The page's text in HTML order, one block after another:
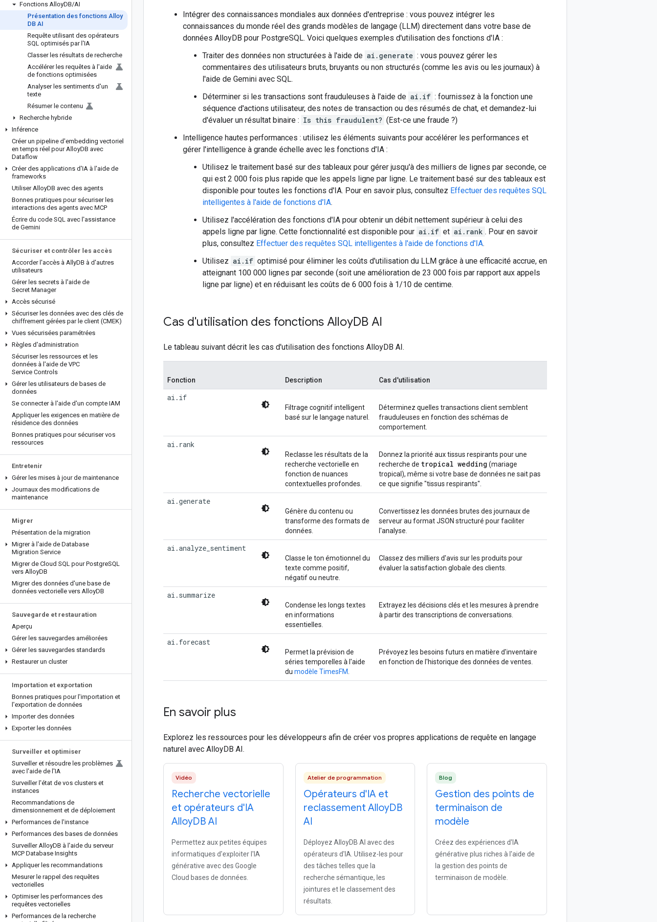
Fonctions AlloyDB/AI
Présentation des fonctions Alloy
DB AI
Requête utilisant des opérateurs
SQL optimisés par l'IA
Classer les résultats de recherche
Accélérer les requêtes à l'aide
de fonctions optimisées
Analyser les sentiments d'un
texte
Résumer le contenu
Recherche hybride
Inférence
Créer un pipeline d'embedding vectoriel
en temps réel pour AlloyDB avec
Dataflow
Créer des applications d'IA à l'aide de
frameworks
Utiliser AlloyDB avec des agents
Bonnes pratiques pour sécuriser les
interactions des agents avec MCP
Écrire du code SQL avec l'assistance
de Gemini
Sécuriser et contrôler les accès
Accorder l'accès à AllyDB à d'autres
utilisateurs
Gérer les secrets à l'aide de
Secret Manager
Accès sécurisé
Sécuriser les données avec des clés de
chiffrement gérées par le client (CMEK)
Vues sécurisées paramétrées
Règles d'administration
Sécuriser les ressources et les
données à l'aide de VPC
Service Controls
Gérer les utilisateurs de bases de
données
Se connecter à l'aide d'un compte IAM
Appliquer les exigences en matière de
résidence des données
Bonnes pratiques pour sécuriser vos
ressources
Entretenir
Gérer les mises à jour de maintenance
Journaux des modifications de
maintenance
Migrer
Présentation de la migration
Migrer à l'aide de Database
Migration Service
Migrer de Cloud SQL pour PostgreSQL
vers AlloyDB
Migrer des données d'une base de
données vectorielle vers AlloyDB
Sauvegarde et restauration
Aperçu
Gérer les sauvegardes améliorées
Gérer les sauvegardes standards
Restaurer un cluster
Importation et exportation
Bonnes pratiques pour l'importation et
l'exportation de données
Importer des données
Exporter les données
Surveiller et optimiser
Surveiller et résoudre les problèmes
avec l'aide de l'IA
Surveiller l'état de vos clusters et
instances
Recommandations de
dimensionnement et de déploiement
Performances de l'instance
Performances des bases de données
Surveiller AlloyDB à l'aide du serveur
MCP Database Insights
Appliquer les recommandations
Mesurer le rappel des requêtes
vectorielles
Optimiser les performances des
requêtes vectorielles
Performances de la recherche
Intégrer des connaissances mondiales aux données d'entreprise : vous pouvez intégrer les
connaissances du monde réel des grands modèles de langage (LLM) directement dans votre base de
données AlloyDB pour PostgreSQL. Voici quelques exemples d'utilisation des fonctions d'IA :
Traiter des données non structurées à l'aide de ai.generate : vous pouvez gérer les
commentaires des utilisateurs bruts, bruyants ou non structurés (comme les avis ou les journaux) à
l'aide de Gemini avec SQL.
Déterminer si les transactions sont frauduleuses à l'aide de ai.if : fournissez à la fonction une
séquence d'actions utilisateur, des notes de transaction ou des résumés de chat, et demandez-lui
d'évaluer un résultat binaire : Is this fraudulent? (Est-ce une fraude ?)
Intelligence hautes performances : utilisez les éléments suivants pour accélérer les performances et
gérer l'intelligence à grande échelle avec les fonctions d'IA :
Utilisez le traitement basé sur des tableaux pour gérer jusqu'à des milliers de lignes par seconde, ce
qui est 2 000 fois plus rapide que les appels ligne par ligne. Le traitement basé sur des tableaux est
disponible pour toutes les fonctions d'IA. Pour en savoir plus, consultez Effectuer des requêtes SQL
intelligentes à l'aide de fonctions d'IA.
Utilisez l'accélération des fonctions d'IA pour obtenir un débit nettement supérieur à celui des
appels ligne par ligne. Cette fonctionnalité est disponible pour ai.if et ai.rank . Pour en savoir
plus, consultez Effectuer des requêtes SQL intelligentes à l'aide de fonctions d'IA.
Utilisez ai.if optimisé pour éliminer les coûts d'utilisation du LLM grâce à une efficacité accrue, en
atteignant 100 000 lignes par seconde (soit une amélioration de 23 000 fois par rapport aux appels
ligne par ligne) et en réduisant les coûts de 6 000 fois à 1/10 de centime.
Cas d'utilisation des fonctions AlloyDB AI
Le tableau suivant décrit les cas d'utilisation des fonctions AlloyDB AI.
Fonction Description Cas d'utilisation
ai.if
Filtrage cognitif intelligent
basé sur le langage naturel.
Déterminez quelles transactions client semblent
frauduleuses en fonction des schémas de
comportement.
ai.rank
Reclasse les résultats de la
recherche vectorielle en
fonction de nuances
contextuelles profondes.
Donnez la priorité aux tissus respirants pour une
recherche de tropical wedding (mariage
tropical), même si votre base de données ne sait pas
ce que signifie "tissus respirants".
ai.generate
Génère du contenu ou
transforme des formats de
données.
Convertissez les données brutes des journaux de
serveur au format JSON structuré pour faciliter
l'analyse.
ai.analyze_sentiment
Classe le ton émotionnel du
texte comme positif,
négatif ou neutre.
Classez des milliers d'avis sur les produits pour
évaluer la satisfaction globale des clients.
ai.summarize
Condense les longs textes
en informations
essentielles.
Extrayez les décisions clés et les mesures à prendre
à partir des transcriptions de conversations.
ai.forecast
Permet la prévision de
séries temporelles à l'aide
du modèle TimesFM
Prévoyez les besoins futurs en matière d'inventaire
en fonction de l'historique des données de ventes.
En savoir plus
Explorez les ressources pour les développeurs afin de créer vos propres applications de requête en langage
naturel avec AlloyDB AI.
Vidéo
Recherche vectorielle
et opérateurs d'IA
AlloyDB AI
Permettez aux petites équipes
informatiques d'exploiter l'IA
générative avec des Google
Cloud bases de données.
Atelier de programmation
Opérateurs d'IA et
reclassement AlloyDB
AI
Déployez AlloyDB AI avec des
opérateurs d'IA. Utilisez-les pour
des tâches telles que la
recherche sémantique, les
jointures et le classement des
résultats.
Blog
Gestion des points de
terminaison de
modèle
Créez des expériences d'IA
générative plus riches à l'aide de
la gestion des points de
terminaison de modèle.